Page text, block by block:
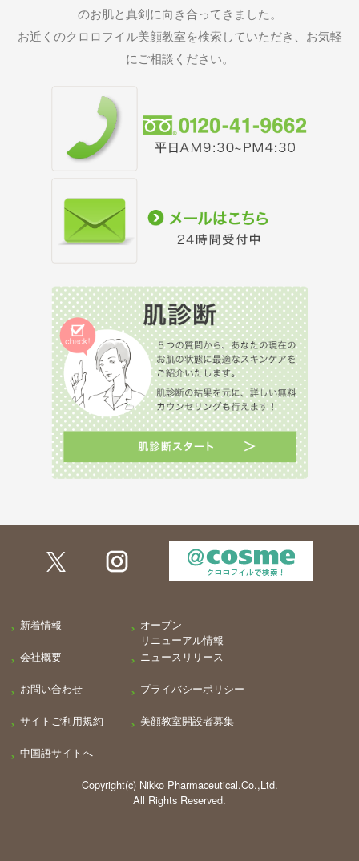
のお肌と真剣に向き合ってきました。
お近くのクロロフイル美顔教室を検索していただき、お気軽
にご相談ください。
新着情報
オープン
リニューアル情報
会社概要
ニュースリリース
お問い合わせ プライバシーポリシー
サイトご利用規約 美顔教室開設者募集
中国語サイトへ
Copyright(c) Nikko Pharmaceutical.Co.,Ltd.
All Rights Reserved.